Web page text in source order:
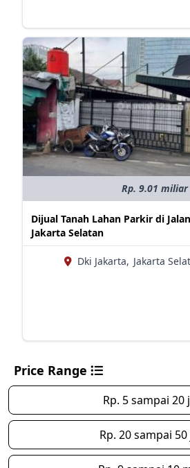
Rp. 9.01 miliar
Dijual Tanah Lahan Parkir di
Jakarta Selatan
Dki Jakarta, Jakarta
Price Range
Rp. 5 sampai 20
Rp. 20 sampai